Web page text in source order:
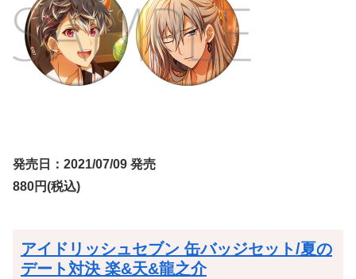
発売日：2021/07/09 発売
880円(税込)
アイドリッシュセブン 缶バッジセット/夏の
デート対決 楽&天&龍之介